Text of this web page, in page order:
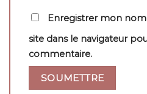
Enregistrer mon
site dans le navigateur
commentaire.